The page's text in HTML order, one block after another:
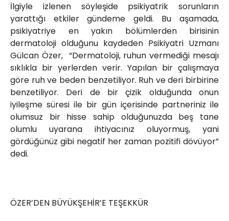
İlgiyle izlenen söyleşide psikiyatrik sorunların
yarattığı etkiler gündeme geldi. Bu aşamada,
psikiyatriye en yakın bölümlerden birisinin
dermatoloji olduğunu kaydeden Psikiyatri Uzmanı
Gülcan Özer, “Dermatoloji, ruhun vermediği mesajı
sıklıkla bir yerlerden verir. Yapılan bir çalışmaya
göre ruh ve beden benzetiliyor. Ruh ve deri birbirine
benzetiliyor. Deri de bir çizik olduğunda onun
iyileşme süresi ile bir gün içerisinde partneriniz ile
olumsuz bir hisse sahip olduğunuzda beş tane
olumlu uyarana ihtiyacınız oluyormuş, yani
gördüğünüz gibi negatif her zaman pozitifi dövüyor”
dedi.
ÖZER’DEN BÜYÜKŞEHİR’E TEŞEKKÜR